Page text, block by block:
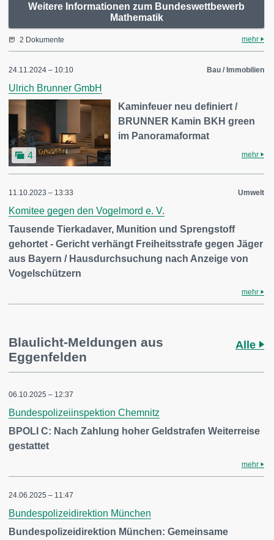
Weitere Informationen zum Bundeswettbewerb
Mathematik
2 Dokumente mehr
24.11.2024 – 10:10 Bau / Immobilien
Ulrich Brunner GmbH
4
Kaminfeuer neu definiert /
BRUNNER Kamin BKH green
im Panoramaformat
mehr
11.10.2023 – 13:33 Umwelt
Komitee gegen den Vogelmord e. V.
Tausende Tierkadaver, Munition und Sprengstoff
gehortet - Gericht verhängt Freiheitsstrafe gegen Jäger
aus Bayern / Hausdurchsuchung nach Anzeige von
Vogelschützern
mehr
Blaulicht-Meldungen aus
Eggenfelden
Alle
06.10.2025 – 12:37
Bundespolizeiinspektion Chemnitz
BPOLI C: Nach Zahlung hoher Geldstrafen Weiterreise
gestattet
mehr
24.06.2025 – 11:47
Bundespolizeidirektion München
Bundespolizeidirektion München: Gemeinsame